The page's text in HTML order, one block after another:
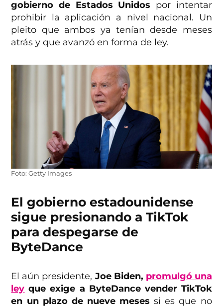
gobierno de Estados Unidos por intentar
prohibir la aplicación a nivel nacional. Un
pleito que ambos ya tenían desde meses
atrás y que avanzó en forma de ley.
Foto: Getty Images
El gobierno estadounidense
sigue presionando a TikTok
para despegarse de
ByteDance
El aún presidente, Joe Biden, promulgó una
ley que exige a ByteDance vender TikTok
en un plazo de nueve mesessi es que no